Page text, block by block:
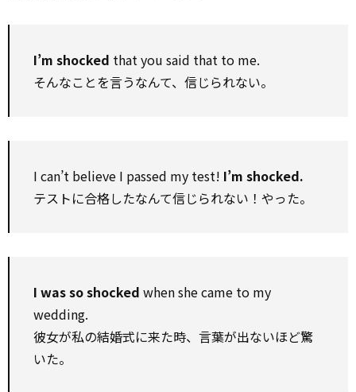
I’m shocked that you said that to me.
そんなことを言うなんて、信じられない。
I can’t believe I passed my test! I’m shocked.
テストに合格したなんて信じられない！やった。
I was so shocked when she came to my
wedding.
彼女が私の結婚式に来た時、言葉が出ないほど驚
いた。